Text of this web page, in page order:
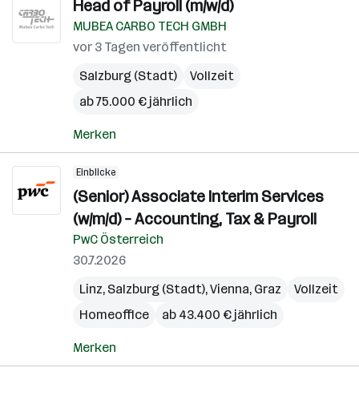
Head of Payroll (m/w/d)
MUBEA CARBO TECH GMBH
vor 3 Tagen veröffentlicht
Salzburg (Stadt)
Vollzeit
ab 75.000 € jährlich
Merken
Einblicke
(Senior) Associate Interim Services
(w/m/d) – Accounting, Tax & Payroll
PwC Österreich
30.7.2026
Linz, Salzburg (Stadt),Vienna, Graz
Vollzeit
Homeoffice
ab 43.400 € jährlich
Merken